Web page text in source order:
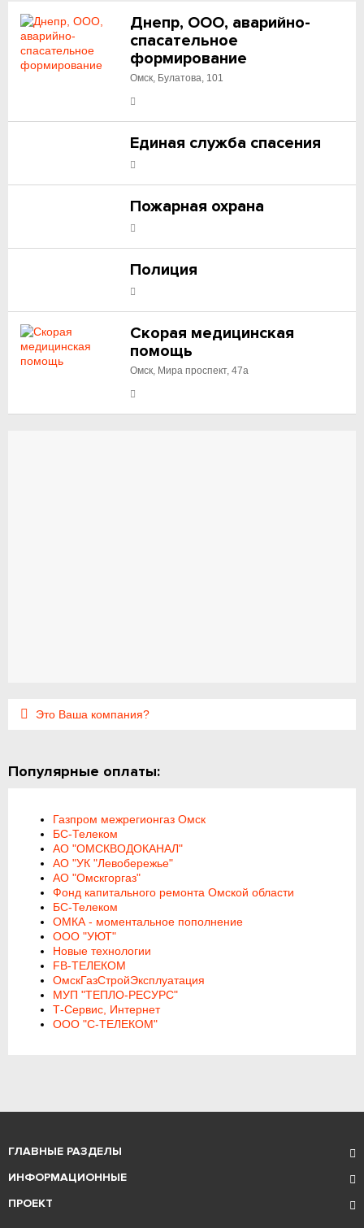
Днепр, ООО, аварийно-
спасательное
формирование
Омск, Булатова, 101
Единая служба спасения
Пожарная охрана
Полиция
Скорая медицинская
помощь
Омск, Мира проспект, 47а
Это Ваша компания?
Популярные оплаты:
Газпром межрегионгаз Омск
БС-Телеком
АО "ОМСКВОДОКАНАЛ"
АО "УК "Левобережье"
АО "Омскгоргаз"
Фонд капитального ремонта Омской области
БС-Телеком
ОМКА - моментальное пополнение
ООО "УЮТ"
Новые технологии
FB-ТЕЛЕКОМ
ОмскГазСтройЭксплуатация
МУП "ТЕПЛО-РЕСУРС"
Т-Сервис, Интернет
ООО "С-ТЕЛЕКОМ"
ГЛАВНЫЕ РАЗДЕЛЫ
ИНФОРМАЦИОННЫЕ
ПРОЕКТ